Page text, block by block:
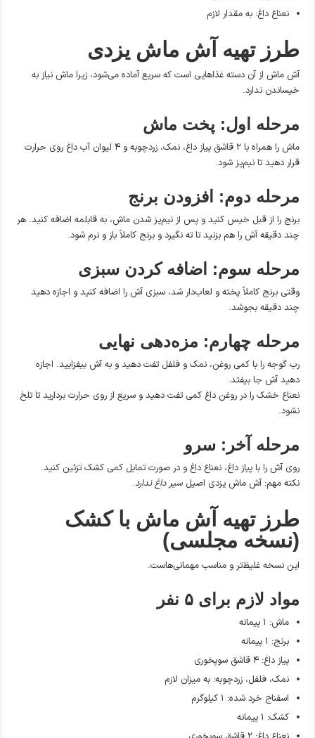
نعناع داغ: به مقدار لازم
طرز تهیه آش ماش یزدی
آش ماش از آن دسته غذاهایی است که سریع آماده می‌شود، زیرا ماش نیاز به
خیساندن ندارد.
مرحله اول: پخت ماش
ماش را همراه با ۲ قاشق پیاز داغ، نمک، زردچوبه و ۴ لیوان آب داغ روی حرارت
قرار دهید تا نیم‌پز شود.
مرحله دوم: افزودن برنج
برنج را از قبل خیس کنید و پس از نیم‌پز شدن ماش، به قابلمه اضافه کنید. هر
چند دقیقه آش را هم بزنید تا ته نگیرد و برنج کاملاً باز و نرم شود.
مرحله سوم: اضافه کردن سبزی
وقتی برنج کاملاً پخته و لعاب‌دار شد، سبزی آش را اضافه کنید و اجازه دهید
چند دقیقه بجوشد.
مرحله چهارم: مزه‌دهی نهایی
رب گوجه را با کمی روغن، نمک و فلفل تفت دهید و به آش بیفزایید. اجازه
دهید آش جا بیفتد.
نعناع خشک را در روغن داغ کمی تفت دهید و سریع از روی حرارت بردارید تا تلخ
نشود.
مرحله آخر: سرو
روی آش را با پیاز داغ، نعناع داغ و در صورت تمایل کمی کشک تزئین کنید.
نکته مهم: آش ماش یزدی اصیلسیر داغ ندارد.
طرز تهیه آش ماش با کشک
(نسخه مجلسی)
این نسخه غلیظ‌تر و مناسب مهمانی‌هاست.
مواد لازم برای ۵ نفر
ماش: ۱ پیمانه
برنج: ۱ پیمانه
پیاز داغ: ۴ قاشق سوپخوری
نمک، فلفل، زردچوبه: به میزان لازم
اسفناج خرد شده: ۱ کیلوگرم
کشک: ۱ پیمانه